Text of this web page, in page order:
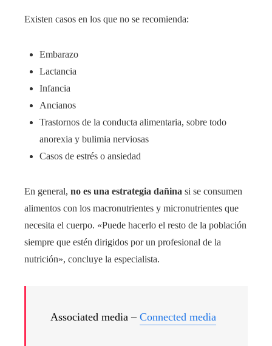
Existen casos en los que no se recomienda:
Embarazo
Lactancia
Infancia
Ancianos
Trastornos de la conducta alimentaria, sobre todo
anorexia y bulimia nerviosas
Casos de estrés o ansiedad
En general, no es una estrategia dañina si se consumen
alimentos con los macronutrientes y micronutrientes que
necesita el cuerpo. «Puede hacerlo el resto de la población
siempre que estén dirigidos por un profesional de la
nutrición», concluye la especialista.
Associated media – Connected media